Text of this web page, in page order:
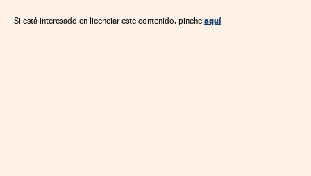
Si está interesado en licenciar este contenido, pinche aquí